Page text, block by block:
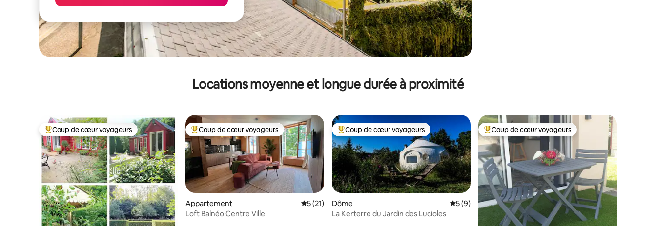
Locations moyenne et longue durée à proximité
Coups de cœur voyageurs les plus appréciés
Coup de cœur voyageurs Coups de cœur voyageurs les plus appréciés
Coup de cœur voyageurs
Appartement Évaluation moyenne sur la base de 21 commentaires : 5 sur 5
5 (21)
Loft Balnéo Centre Ville
Coups de cœur voyageurs les plus appréciés
Coup de cœur voyageurs
Dôme Évaluation moyenne sur la base de 9 commentaires : 5 sur 5
5 (9)
La Kerterre du Jardin des Lucioles
Coups de cœur voyageurs les plus appréciés
Coup de cœur voyageurs